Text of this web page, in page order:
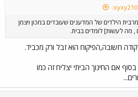
הילדים של המדענים שעובדים במכון ויצמן
מה לעשות] לומדים בבית.
חשובה,הפיקוח הוא זבל ורק מכביד.
אם החינוך הביתי יצליח זה כמו